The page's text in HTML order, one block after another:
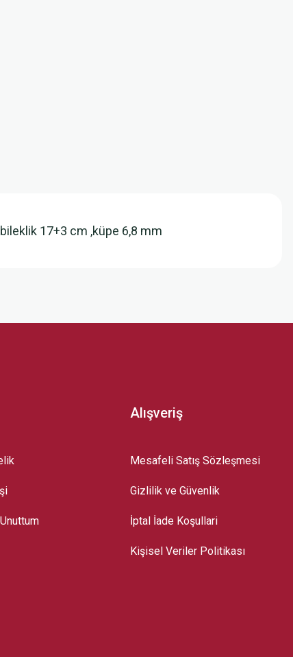
17+3 cm ,küpe 6,8 mm
Alışveriş
Mesafeli Satış Sözleşmesi
Gizlilik ve Güvenlik
İptal İade Koşullari
Kişisel Veriler Politikası